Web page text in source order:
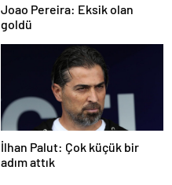
Joao Pereira: Eksik olan
goldü
İlhan Palut: Çok küçük bir
adım attık